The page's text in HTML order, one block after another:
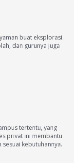
buat eksplorasi.
dan gurunya juga
tertentu, yang
privat ini membantu
kebutuhannya.